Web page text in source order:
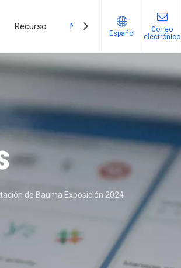
Recurso Noticias Contáctenos
Español
Correo
electrónico
de Bauma Exposición 2024